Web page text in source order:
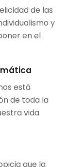
de las
y
en el
está
de toda la
vida
que la